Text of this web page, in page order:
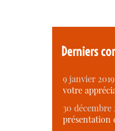
Derniers
9 janvier
votre
30 décembre
présentation